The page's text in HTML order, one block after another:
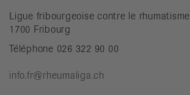
Ligue fribourgeoise contre le rhumatisme
1700 Fribourg
Téléphone 026 322 90 00
info.fr@rheumaliga.ch